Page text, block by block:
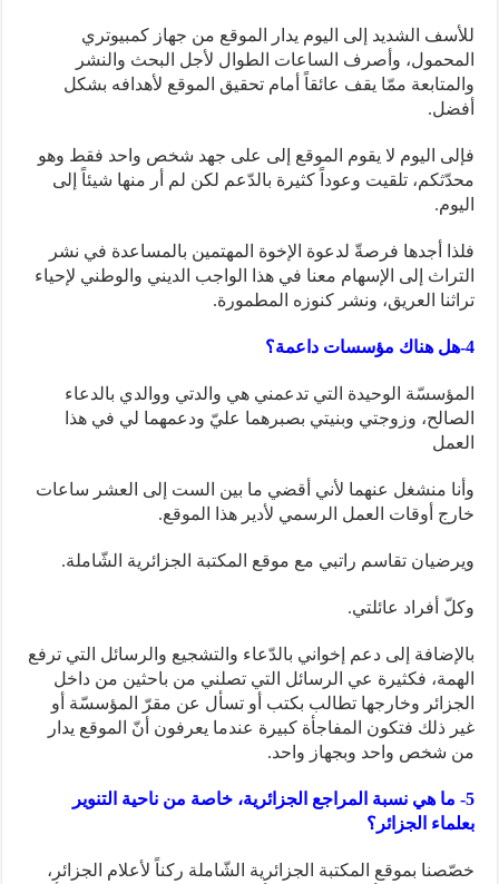
للأسف الشديد إلى اليوم يدار الموقع من جهاز كمبيوتري
المحمول، وأصرف الساعات الطوال لأجل البحث والنشر
والمتابعة ممّا يقف عائقاً أمام تحقيق الموقع لأهدافه بشكل
أفضل.
فإلى اليوم لا يقوم الموقع إلى على جهد شخص واحد فقط وهو
محدّثكم، تلقيت وعوداً كثيرة بالدّعم لكن لم أر منها شيئاً إلى
اليوم.
فلذا أجدها فرصةّ لدعوة الإخوة المهتمين بالمساعدة في نشر
التراث إلى الإسهام معنا في هذا الواجب الديني والوطني لإحياء
تراثنا العريق، ونشر كنوزه المطمورة.
4-هل هناك مؤسسات داعمة؟
المؤسسّة الوحيدة التي تدعمني هي والدتي ووالدي بالدعاء
الصالح، وزوجتي وبنيتي بصبرهما عليّ ودعمهما لي في هذا
العمل
وأنا منشغل عنهما لأني أقضي ما بين الست إلى العشر ساعات
خارج أوقات العمل الرسمي لأدير هذا الموقع.
ويرضيان تقاسم راتبي مع موقع المكتبة الجزائرية الشّاملة.
وكلّ أفراد عائلتي.
بالإضافة إلى دعم إخواني بالدّعاء والتشجيع والرسائل التي ترفع
الهمة، فكثيرة عي الرسائل التي تصلني من باحثين من داخل
الجزائر وخارجها تطالب بكتب أو تسأل عن مقرّ المؤسسّة أو
غير ذلك فتكون المفاجأة كبيرة عندما يعرفون أنّ الموقع يدار
من شخص واحد وبجهاز واحد.
5- ما هي نسبة المراجع الجزائرية، خاصة من ناحية التنوير
بعلماء الجزائر؟
خصّصنا بموقع المكتبة الجزائرية الشّاملة ركناً لأعلام الجزائر،